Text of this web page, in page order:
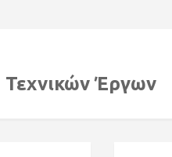
Τεχνικών Έργων